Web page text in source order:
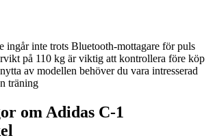
ingår inte trots Bluetooth-mottagare för puls
på 110 kg är viktig att kontrollera före köp
av modellen behöver du vara intresserad
träning
om Adidas C-1